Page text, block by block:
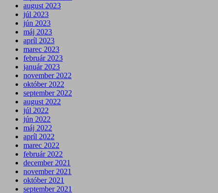
august 2023
júl 2023
jún 2023
máj 2023
apríl 2023
marec 2023
február 2023
január 2023
november 2022
október 2022
september 2022
august 2022
júl 2022
jún 2022
máj 2022
apríl 2022
marec 2022
február 2022
december 2021
november 2021
október 2021
september 2021